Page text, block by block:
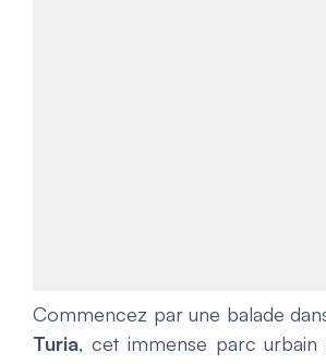
Commencez par une balade
Turia, cet immense parc urbain